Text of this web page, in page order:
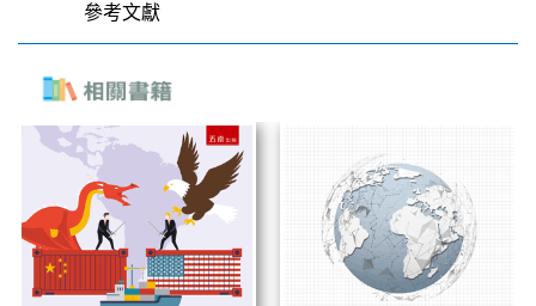
參考文獻